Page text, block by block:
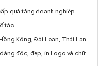
quà tặng doanh nghiệp
tác
Kông, Đài Loan, Thái Lan
độc, đẹp, in Logo và chữ